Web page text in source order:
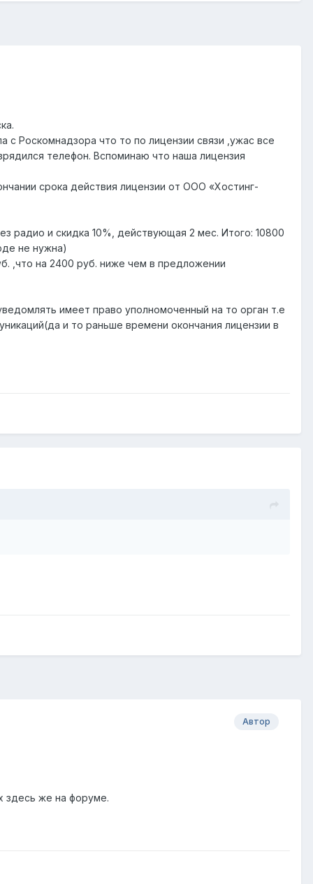
с Роскомнадзора что то по лицензии связи ,ужас все
телефон. Вспоминаю что наша лицензия
срока действия лицензии от ООО «Хостинг-
радио и скидка 10%, действующая 2 мес. Итого: 10800
не нужна)
,что на 2400 руб. ниже чем в предложении
имеет право уполномоченный на то орган т.е
и то раньше времени окончания лицензии в
Автор
здесь же на форуме.